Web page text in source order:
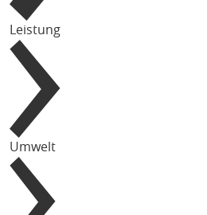
Leistung
Umwelt